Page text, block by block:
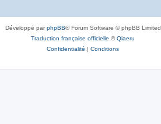
Développé parphpBB® Forum Software © phpBB Limited
Traduction française officielle ©Qiaeru
Confidentialité | Conditions